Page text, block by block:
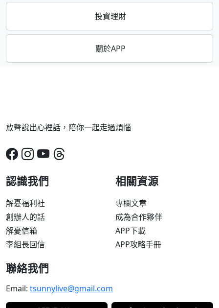
投資理財
關於APP
放聲說出心裡話，陪你一起走過煩惱
認識我們
解憂福利社
創辦人的話
解憂信箱
李組長回信
相關資源
專欄文章
成為合作夥伴
APP下載
APP攻略手冊
聯絡我們
Email: tsunnylive@gmail.com